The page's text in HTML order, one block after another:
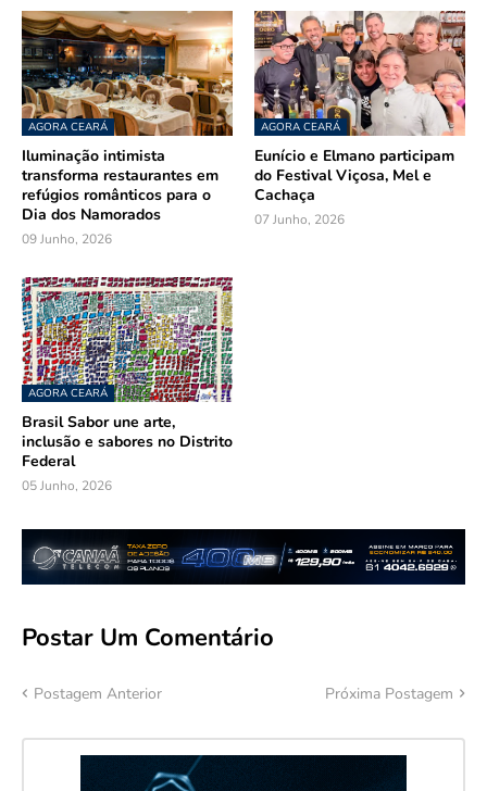
AGORA CEARÁ
Iluminação intimista
transforma restaurantes em
refúgios românticos para o
Dia dos Namorados
09 Junho, 2026
AGORA CEARÁ
Eunício e Elmano participam
do Festival Viçosa, Mel e
Cachaça
07 Junho, 2026
AGORA CEARÁ
Brasil Sabor une arte,
inclusão e sabores no Distrito
Federal
05 Junho, 2026
Postar Um Comentário
Postagem Anterior Próxima Postagem